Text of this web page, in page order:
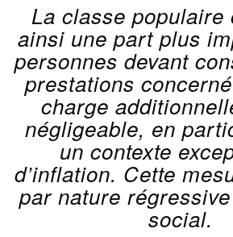
La classe populaire
ainsi une part plus
personnes devant
prestations
charge
négligeable, en
un contexte
d’inflation. Cette
par nature
social.